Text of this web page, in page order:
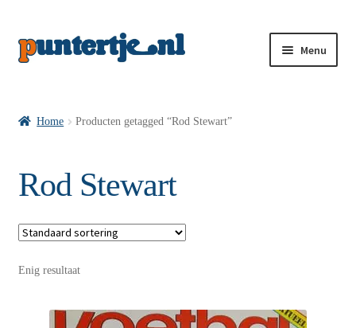
Menu
VI’s met Posters
Home Producten getagged “Rod Stewart”
Rod Stewart
Enig resultaat